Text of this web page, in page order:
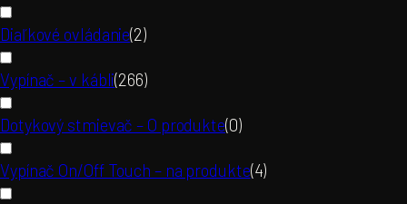
Diaľkové ovládanie(2)
Vypínač – v kábli(266)
Dotykový stmievač – O produkte(0)
Vypínač On/Off Touch – na produkte(4)